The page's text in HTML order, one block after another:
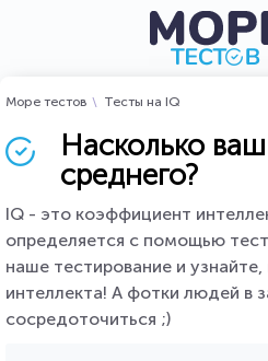
Море тестов Тесты на IQ
Насколько
среднего?
IQ - это коэффициент
определяется с помощью
наше тестирование и
интеллекта! А фотки людей в
сосредоточиться ;)